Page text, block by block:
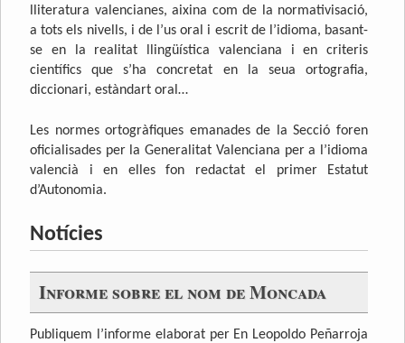
lliteratura valencianes, aixina com de la normativisació,
a tots els nivells, i de l’us oral i escrit de l’idioma, basant-
se en la realitat llingüística valenciana i en criteris
científics que s’ha concretat en la seua ortografia,
diccionari, estàndart oral…
Les normes ortogràfiques emanades de la Secció foren
oficialisades per la Generalitat Valenciana per a l’idioma
valencià i en elles fon redactat el primer Estatut
d’Autonomia.
Notícies
Informe sobre el nom de Moncada
Publiquem l’informe elaborat per En Leopoldo Peñarroja